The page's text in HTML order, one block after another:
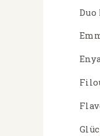
Duo